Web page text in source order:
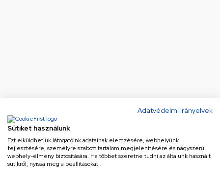
Adatvédelmi irányelvek
Sütiket használunk
Ezt elküldhetjük látogatóink adatainak elemzésére, webhelyünk
fejlesztésére, személyre szabott tartalom megjelenítésére és nagyszerű
webhely-élmény biztosítására. Ha többet szeretne tudni az általunk használt
sütikről, nyissa meg a beállításokat.